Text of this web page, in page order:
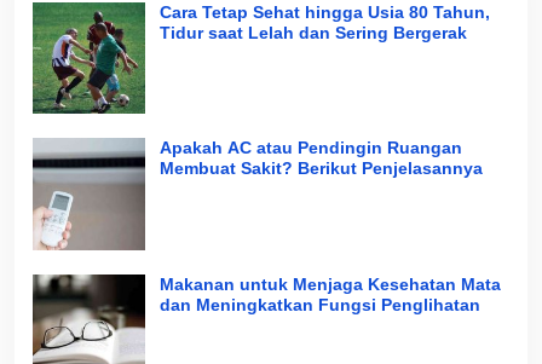
Cara Tetap Sehat hingga Usia 80 Tahun,
Tidur saat Lelah dan Sering Bergerak
Apakah AC atau Pendingin Ruangan
Membuat Sakit? Berikut Penjelasannya
Makanan untuk Menjaga Kesehatan Mata
dan Meningkatkan Fungsi Penglihatan